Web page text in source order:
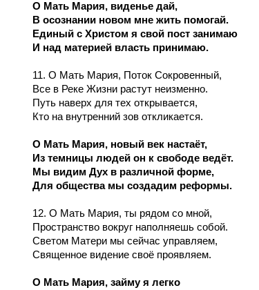
О Мать Мария, виденье дай,
В осознании новом мне жить помогай.
Единый с Христом я свой пост занимаю
И над материей власть принимаю.
11. О Мать Мария, Поток Сокровенный,
Все в Реке Жизни растут неизменно.
Путь наверх для тех открывается,
Кто на внутренний зов откликается.
О Мать Мария, новый век настаёт,
Из темницы людей он к свободе ведёт.
Мы видим Дух в различной форме,
Для общества мы создадим реформы.
12. О Мать Мария, ты рядом со мной,
Пространство вокруг наполняешь собой.
Светом Матери мы сейчас управляем,
Священное видение своё проявляем.
О Мать Мария, займу я легко